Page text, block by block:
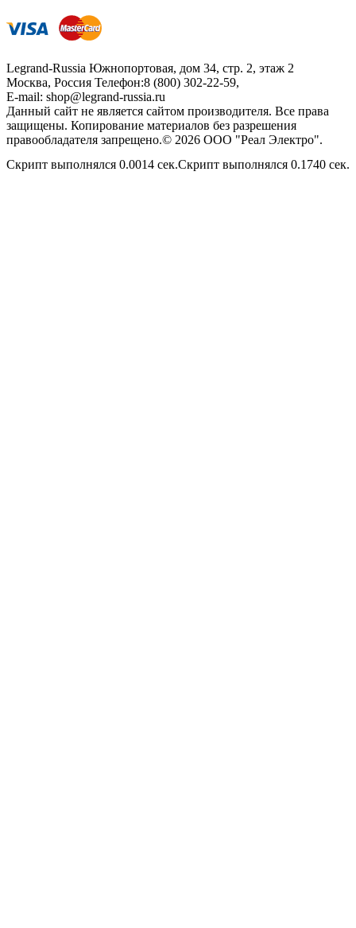
Legrand-Russia Южнопортовая, дом 34, стр. 2, этаж 2
Москва, Россия Телефон:8 (800) 302-22-59,
E-mail: shop@legrand-russia.ru
Данный сайт не является сайтом производителя. Все права
защищены. Копирование материалов без разрешения
правообладателя запрещено.© 2026 ООО "Реал Электро".
Скрипт выполнялся 0.0014 сек.Скрипт выполнялся 0.1740 сек.